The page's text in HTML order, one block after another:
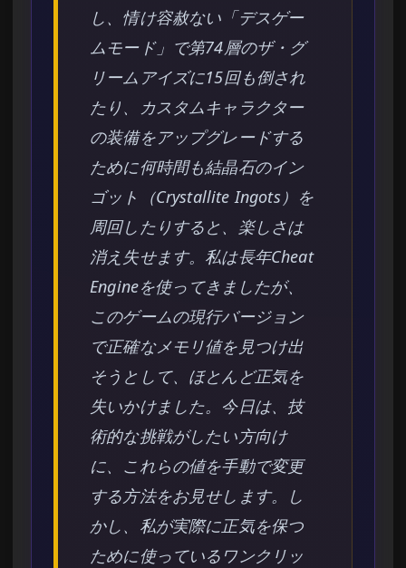
し、情け容赦ない「デスゲー
ムモード」で第74層のザ・グ
リームアイズに15回も倒され
たり、カスタムキャラクター
の装備をアップグレードする
ために何時間も結晶石のイン
ゴット（Crystallite Ingots）を
周回したりすると、楽しさは
消え失せます。私は長年Cheat
Engineを使ってきましたが、
このゲームの現行バージョン
で正確なメモリ値を見つけ出
そうとして、ほとんど正気を
失いかけました。今日は、技
術的な挑戦がしたい方向け
に、これらの値を手動で変更
する方法をお見せします。し
かし、私が実際に正気を保つ
ために使っているワンクリッ